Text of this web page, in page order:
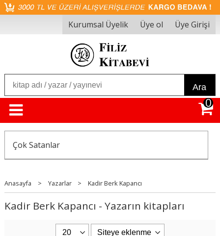
Kurumsal Üyelik Üye ol Üye Girişi
Ara
0
Çok Satanlar
Anasayfa > Yazarlar > Kadir Berk Kapancı
Kadir Berk Kapancı - Yazarın kitapları